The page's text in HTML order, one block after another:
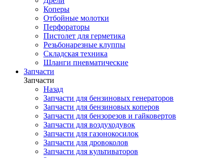
Коперы
Отбойные молотки
Перфораторы
Пистолет для герметика
Резьбонарезные клуппы
Складская техника
Шланги пневматические
Запчасти
Запчасти
Назад
Запчасти для бензиновых генераторов
Запчасти для бензиновых коперов
Запчасти для бензорезов и гайковертов
Запчасти для воздуходувок
Запчасти для газонокосилок
Запчасти для дровоколов
Запчасти для культиваторов